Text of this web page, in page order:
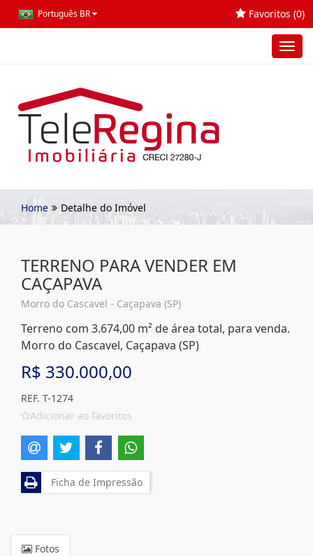
Português BR Favoritos (0)
Home Detalhe do Imóvel
TERRENO PARA VENDER EM
CAÇAPAVA
Morro do Cascavel - Caçapava (SP)
Terreno com 3.674,00 m² de área total, para venda.
Morro do Cascavel, Caçapava (SP)
R$ 330.000,00
REF. T-1274
Adicionar ao favoritos
Ficha de Impressão
Fotos